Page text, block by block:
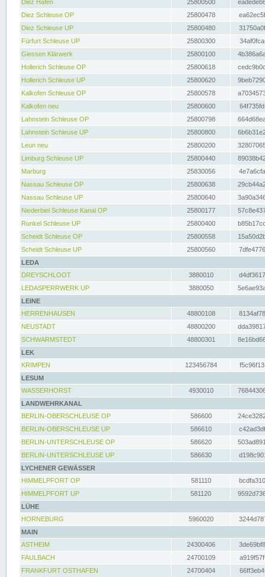
Diez Hafen
25800500
Diez Schleuse OP
25800478
Diez Schleuse UP
25800480
Fürfurt Schleuse UP
25800300
Giessen Klärwerk
25800100
Hollerich Schleuse OP
25800618
Hollerich Schleuse UP
25800620
Kalkofen Schleuse OP
25800578
Kalkofen neu
25800600
Lahnstein Schleuse OP
25800798
Lahnstein Schleuse UP
25800800
Leun neu
25800200
Limburg Schleuse UP
25800440
Marburg
25830056
Nassau Schleuse OP
25800638
Nassau Schleuse UP
25800640
Niederbiel Schleuse Kanal OP
25800177
Runkel Schleuse UP
25800400
Scheidt Schleuse OP
25800558
Scheidt Schleuse UP
25800560
LEDA
DREYSCHLOOT
3880010
LEDASPERRWERK UP
3880050
LEINE
HERRENHAUSEN
48800108
NEUSTADT
48800200
SCHWARMSTEDT
48800301
LEK
KRIMPEN
123456784
LESUM
WASSERHORST
4930010
LANDWEHRKANAL
BERLIN-OBERSCHLEUSE OP
586600
BERLIN-OBERSCHLEUSE UP
586610
BERLIN-UNTERSCHLEUSE OP
586620
BERLIN-UNTERSCHLEUSE UP
586630
LYCHENER GEWÄSSER
HIMMELPFORT OP
581110
HIMMELPFORT UP
581120
LÜHE
HORNEBURG
5960020
MAIN
ASTHEIM
24300406
FAULBACH
24700109
FRANKFURT OSTHAFEN
24700404